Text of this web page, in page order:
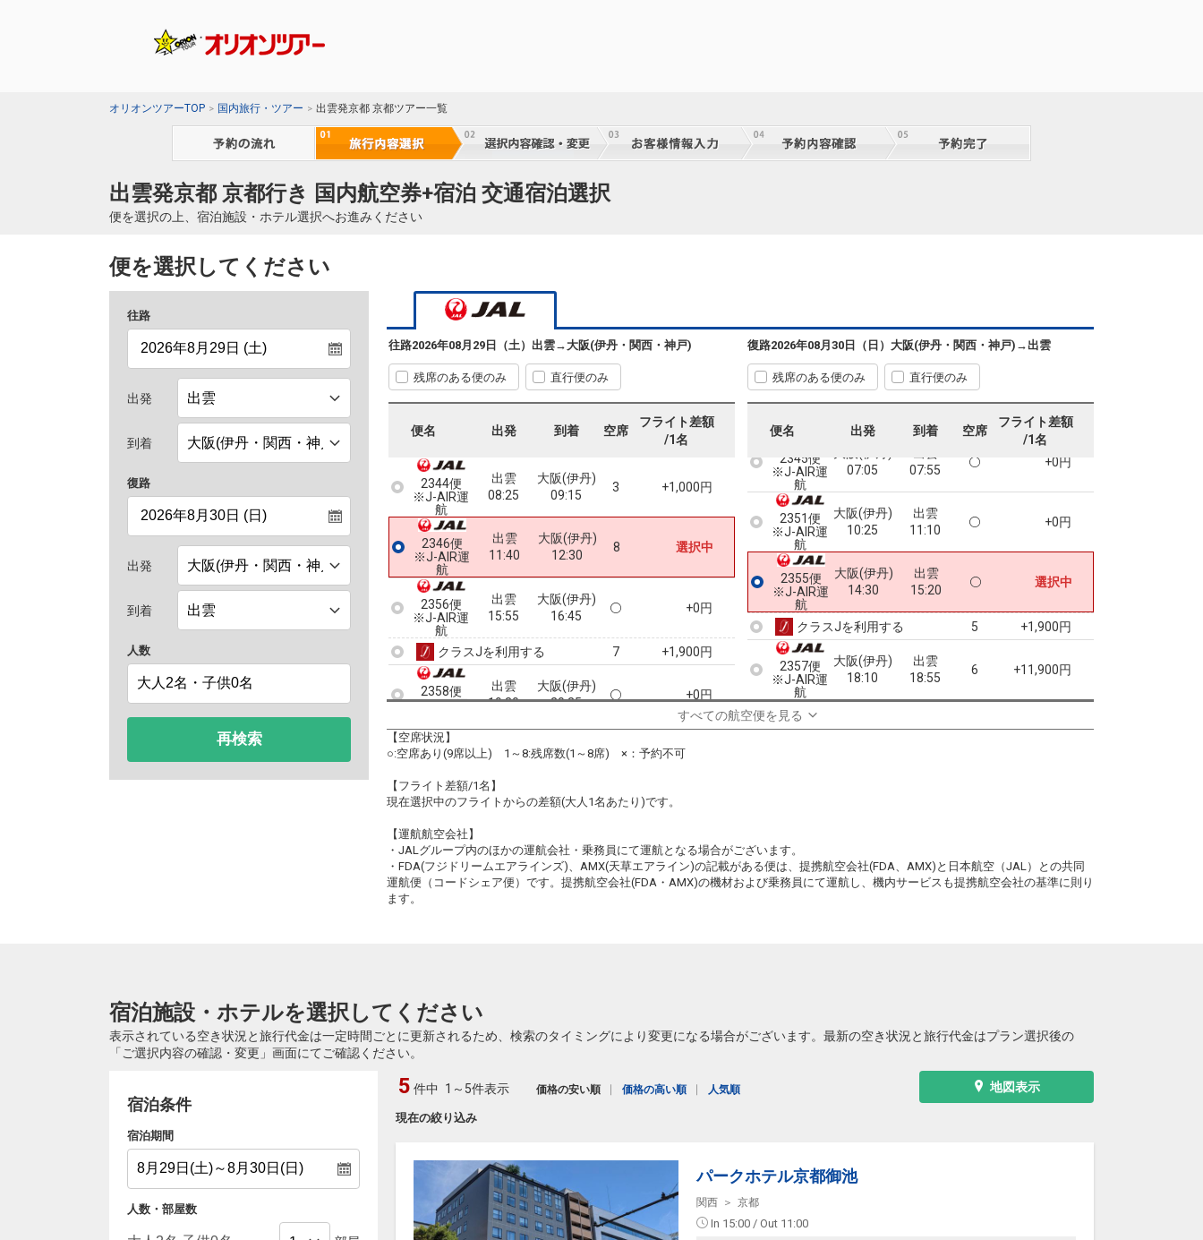
オリオンツアーTOP 国内旅行・ツアー 出雲発京都 京都ツアー一覧
出雲発京都 京都行き 国内航空券+宿泊 交通宿泊選択
便を選択の上、宿泊施設・ホテル選択へお進みください
便を選択してください
往路
出発
到着
復路
出発
到着
人数
再検索
往路2026年08月29日（土） 出雲→大阪(伊丹・関西・神戸)
残席のある便のみ 直行便のみ
便名 出発 到着 空席
フライト差額
/1名
2344便
※J-AIR運
航
出雲
08:25
大阪(伊丹)
09:15
3 +1,000円
2346便
※J-AIR運
航
出雲
11:40
大阪(伊丹)
12:30
8 選択中
2356便
※J-AIR運
航
出雲
15:55
大阪(伊丹)
16:45
+0円
クラスJを利用する 7 +1,900円
2358便
※J-AIR運
出雲
19:30
大阪(伊丹)
20:25
+0円
復路2026年08月30日（日） 大阪(伊丹・関西・神戸) →出雲
残席のある便のみ 直行便のみ
便名 出発 到着 空席
フライト差額
/1名
2345便
※J-AIR運
航
07:05
07:55
+0円
2351便
※J-AIR運
航
大阪(伊丹)
10:25
出雲
11:10
+0円
2355便
※J-AIR運
航
大阪(伊丹)
14:30
出雲
15:20
選択中
クラスJを利用する 5 +1,900円
2357便
※J-AIR運
航
大阪(伊丹)
18:10
出雲
18:55
6 +11,900円
すべての航空便を見る
【空席状況】
○:空席あり(9席以上) 1～8:残席数(1～8席) ×：予約不可
【フライト差額/1名】
現在選択中のフライトからの差額(大人1名あたり)です。
【運航航空会社】
・JALグループ内のほかの運航会社・乗務員にて運航となる場合がございます。
・FDA(フジドリームエアラインズ)、AMX(天草エアライン)の記載がある便は、提携航空会社(FDA、AMX)と日本航空（JAL）との共同
運航便（コードシェア便）です。提携航空会社(FDA・AMX)の機材および乗務員にて運航し、機内サービスも提携航空会社の基準に則り
ます。
宿泊施設・ホテルを選択してください
表示されている空き状況と旅行代金は一定時間ごとに更新されるため、検索のタイミングにより変更になる場合がございます。最新の空き状況と旅行代金はプラン選択後の
「ご選択内容の確認・変更」画面にてご確認ください。
宿泊条件
宿泊期間
人数・部屋数
地図表示
現在の絞り込み
5 件中 1～5件表示 価格の安い順 価格の高い順 人気順
パークホテル京都御池
関西 京都
In 15:00 / Out 11:00